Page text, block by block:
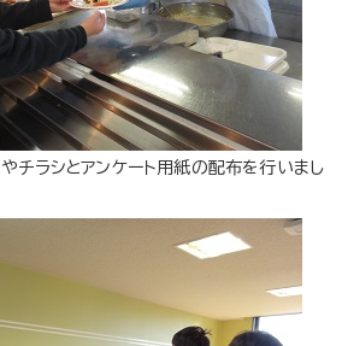
チラシとアンケート用紙の配布を行いまし